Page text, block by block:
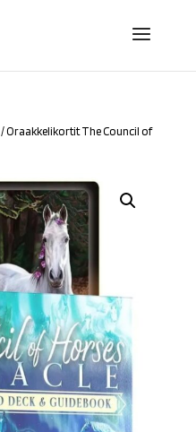
/ Oraakkelikortit The Council of